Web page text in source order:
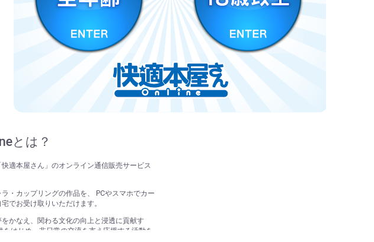
とは？
適本屋さん」のオンライン通信販売サービス
・カップリングの作品を、 PCやスマホでカー
でお受け取りいただけます。
かなえ、関わる文化の向上と浸透に貢献す
はじめ、非日常の交流を支え応援する活動を